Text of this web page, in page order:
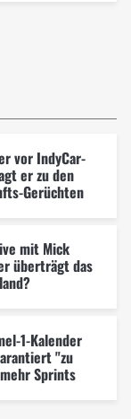
vor IndyCar-
er zu den
Gerüchten
mit Mick
überträgt das
1-Kalender
"zu
Sprints